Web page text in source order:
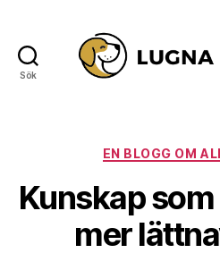
Sök
EN BLOGG OM
Kunskap
mer